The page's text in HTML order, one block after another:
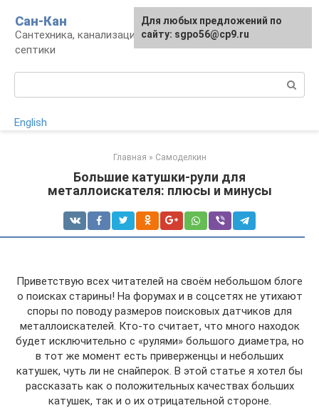
контенту
Сан-Кан
Сантехника, канализация, водопровод,
септики
English
Главная » Самоделкин
Большие катушки-рули для
металлоискателя: плюсы и минусы
Приветствую всех читателей на своём небольшом блоге
о поисках старины! На форумах и в соцсетях не утихают
споры по поводу размеров поисковых датчиков для
металлоискателей. Кто-то считает, что много находок
будет исключительно с «рулями» большого диаметра, но
в тот же момент есть приверженцы и небольших
катушек, чуть ли не снайперок. В этой статье я хотел бы
рассказать как о положительных качествах больших
катушек, так и о их отрицательной стороне.
Для любых предложений по
сайту: sgpo56@cp9.ru